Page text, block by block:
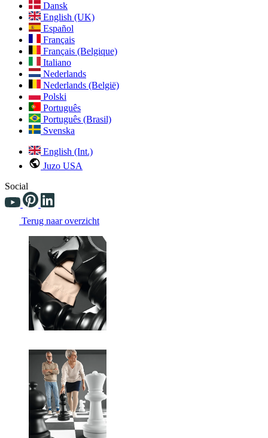
Dansk
English (UK)
Español
Français
Français (Belgique)
Italiano
Nederlands
Nederlands (België)
Polski
Português
Português (Brasil)
Svenska
English (Int.)
Juzo USA
Social
Terug naar overzicht